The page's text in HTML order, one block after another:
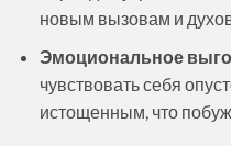
новым вызовам и
Эмоциональное
чувствовать себя
истощенным, что